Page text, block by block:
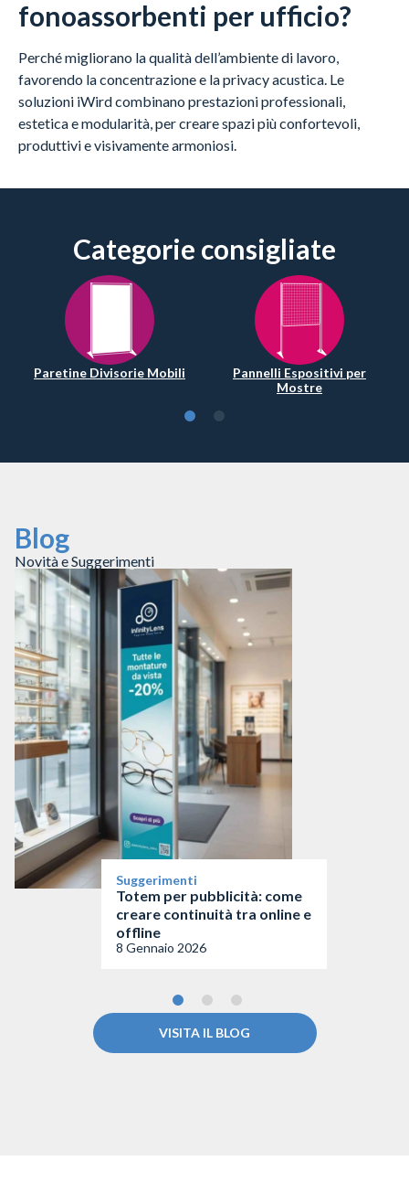
fonoassorbenti per ufficio?
Perché migliorano la qualità dell’ambiente di lavoro,
favorendo la concentrazione e la privacy acustica. Le
soluzioni iWird combinano prestazioni professionali,
estetica e modularità, per creare spazi più confortevoli,
produttivi e visivamente armoniosi.
Categorie consigliate
Paretine Divisorie Mobili
Pannelli Espositivi per
Mostre
Blog
Novità e Suggerimenti
Suggerimenti
Totem per pubblicità: come
creare continuità tra online e
offline
8 Gennaio 2026
VISITA IL BLOG